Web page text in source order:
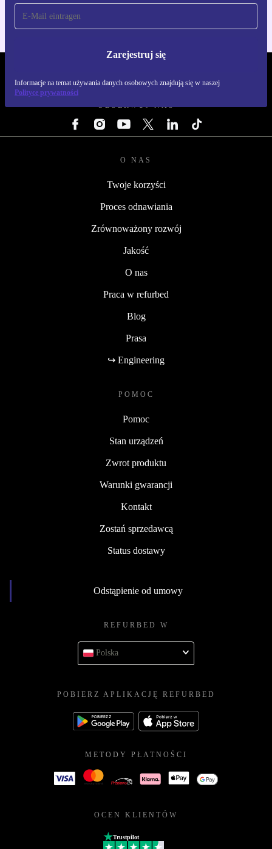
Zarejestruj się
Informacje na temat używania danych osobowych znajdują się w naszej
Polityce prywatności
OBSERWUJ NAS
O NAS
Twoje korzyści
Proces odnawiania
Zrównoważony rozwój
Jakość
O nas
Praca w refurbed
Blog
Prasa
↪ Engineering
POMOC
Pomoc
Stan urządzeń
Zwrot produktu
Warunki gwarancji
Kontakt
Zostań sprzedawcą
Status dostawy
Odstąpienie od umowy
REFURBED W
Polska
POBIERZ APLIKACJĘ REFURBED
METODY PŁATNOŚCI
OCEN KLIENTÓW
Trustpilot